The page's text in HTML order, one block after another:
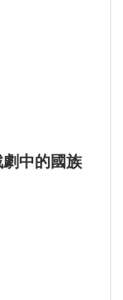
中的國族